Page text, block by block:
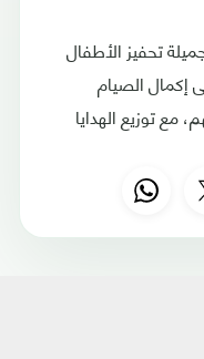
تحفيز الأطفال
إكمال الصيام
مع توزيع الهدايا